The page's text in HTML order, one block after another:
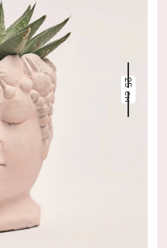
25 см